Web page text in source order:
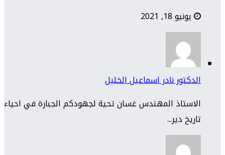
يونيو 18, 2021
الدكتور نادر اسماعيل الخليل
الاستاذ المهندس غسان تحية لجهودكم الجبارة في احياء
تاريخ دير...